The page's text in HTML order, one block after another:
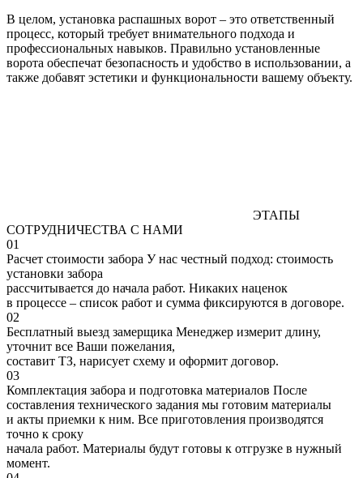
В целом, установка распашных ворот – это ответственный
процесс, который требует внимательного подхода и
профессиональных навыков. Правильно установленные
ворота обеспечат безопасность и удобство в использовании, а
также добавят эстетики и функциональности вашему объекту.
ЭТАПЫ
СОТРУДНИЧЕСТВА С НАМИ
01
Расчет стоимости забора У нас честный подход: стоимость
установки забора
рассчитывается до начала работ. Никаких наценок
в процессе – список работ и сумма фиксируются в договоре.
02
Бесплатный выезд замерщика Менеджер измерит длину,
уточнит все Ваши пожелания,
составит ТЗ, нарисует схему и оформит договор.
03
Комплектация забора и подготовка материалов После
составления технического задания мы готовим материалы
и акты приемки к ним. Все приготовления производятся
точно к сроку
начала работ. Материалы будут готовы к отгрузке в нужный
момент.